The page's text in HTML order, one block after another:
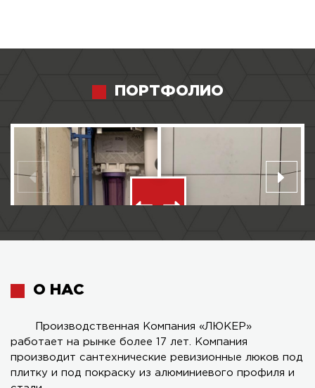
ПОРТФОЛИО
Серия AL-KR двухстворчатый
О НАС
Производственная Компания «ЛЮКЕР»
работает на рынке более 17 лет. Компания
производит сантехнические ревизионные люков под
плитку и под покраску из алюминиевого профиля и